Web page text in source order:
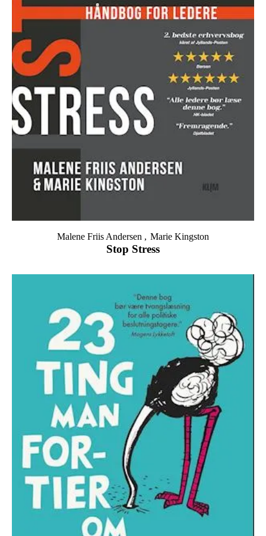
Stop Stress
Malene Friis Andersen Marie Kingston